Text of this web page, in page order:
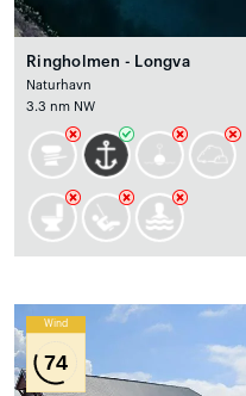
Ringholmen - Longva
Naturhavn
3.3 nm NW
Wind
74